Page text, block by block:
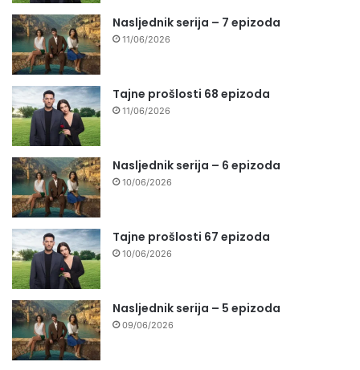
Nasljednik serija – 7 epizoda
11/06/2026
Tajne prošlosti 68 epizoda
11/06/2026
Nasljednik serija – 6 epizoda
10/06/2026
Tajne prošlosti 67 epizoda
10/06/2026
Nasljednik serija – 5 epizoda
09/06/2026